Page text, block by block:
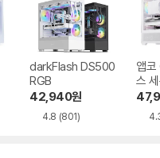
darkFlash DS500
RGB
42,940원
4.8 (801)
앱코
스